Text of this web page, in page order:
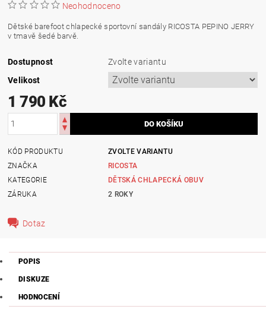
Neohodnoceno
Dětské barefoot chlapecké sportovní sandály RICOSTA PEPINO JERRY
v tmavě šedé barvě.
Dostupnost
Zvolte variantu
Velikost
1 790 Kč
KÓD PRODUKTU
ZVOLTE VARIANTU
ZNAČKA
RICOSTA
KATEGORIE
DĚTSKÁ CHLAPECKÁ OBUV
ZÁRUKA
2 ROKY
Dotaz
POPIS
DISKUZE
HODNOCENÍ